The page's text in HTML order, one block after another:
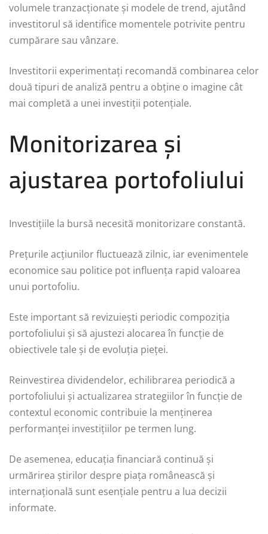
volumele tranzacționate și modele de trend, ajutând
investitorul să identifice momentele potrivite pentru
cumpărare sau vânzare.
Investitorii experimentați recomandă combinarea celor
două tipuri de analiză pentru a obține o imagine cât
mai completă a unei investiții potențiale.
Monitorizarea și
ajustarea portofoliului
Investițiile la bursă necesită monitorizare constantă.
Prețurile acțiunilor fluctuează zilnic, iar evenimentele
economice sau politice pot influența rapid valoarea
unui portofoliu.
Este important să revizuiești periodic compoziția
portofoliului și să ajustezi alocarea în funcție de
obiectivele tale și de evoluția pieței.
Reinvestirea dividendelor, echilibrarea periodică a
portofoliului și actualizarea strategiilor în funcție de
contextul economic contribuie la menținerea
performanței investițiilor pe termen lung.
De asemenea, educația financiară continuă și
urmărirea știrilor despre piața românească și
internațională sunt esențiale pentru a lua decizii
informate.